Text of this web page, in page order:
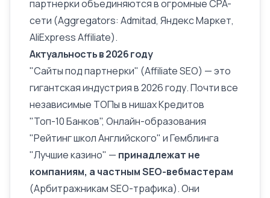
партнерки объединяются в огромные CPA-
сети (Aggregators: Admitad, Яндекс Маркет,
AliExpress Affiliate).
Актуальность в 2026 году
"Сайты под партнерки" (Affiliate SEO) — это
гигантская индустрия в 2026 году. Почти все
независимые ТОПы в нишах Кредитов
"Топ-10 Банков", Онлайн-образования
"Рейтинг школ Английского" и Гемблинга
"Лучшие казино" — принадлежат не
компаниям, а частным SEO-вебмастерам
(Арбитражникам SEO-трафика). Они